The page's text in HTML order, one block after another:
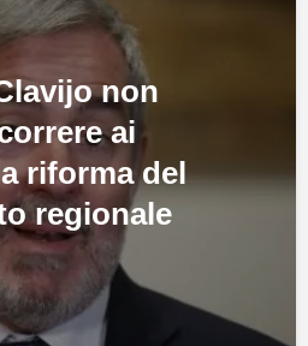
non
ai
riforma del
regionale